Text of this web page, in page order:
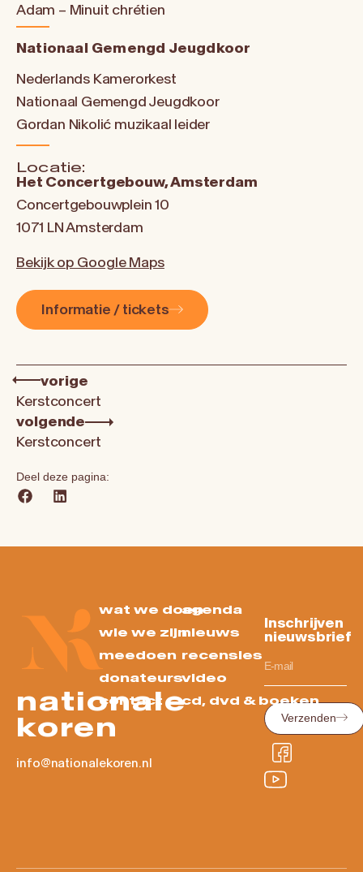
Adam – Minuit chrétien
Nationaal Gemengd Jeugdkoor
Nederlands Kamerorkest
Nationaal Gemengd Jeugdkoor
Gordan Nikolić muzikaal leider
Locatie:
Het Concertgebouw, Amsterdam
Concertgebouwplein 10
1071 LN Amsterdam
Bekijk op Google Maps
Informatie / tickets
vorige
Kerstconcert
volgende
Kerstconcert
Deel deze pagina:
nationale
koren
info@nationalekoren.nl
wat we doen
wie we zijn
meedoen
donateurs
contact
agenda
nieuws
recensies
video
cd, dvd & boeken
Inschrijven
nieuwsbrief
Verzenden